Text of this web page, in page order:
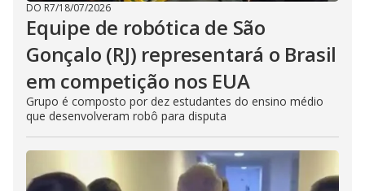
DO R7/18/07/2026
Equipe de robótica de São
Gonçalo (RJ) representará o Brasil
em competição nos EUA
Grupo é composto por dez estudantes do ensino médio
que desenvolveram robô para disputa